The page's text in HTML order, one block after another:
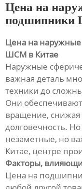
Цена на
Цена на
ШСМ в Китае
Наружные
важная деталь
техники до
Они
вращение,
долговечность. Но
незаметные, но
Китае, центре
Факторы,
Цена на